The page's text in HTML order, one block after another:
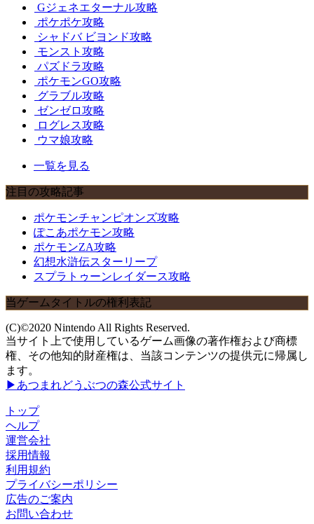
Gジェネエターナル攻略
ポケポケ攻略
シャドバ ビヨンド攻略
モンスト攻略
パズドラ攻略
ポケモンGO攻略
グラブル攻略
ゼンゼロ攻略
ログレス攻略
ウマ娘攻略
一覧を見る
注目の攻略記事
ポケモンチャンピオンズ攻略
ぽこあポケモン攻略
ポケモンZA攻略
幻想水滸伝スターリープ
スプラトゥーンレイダース攻略
当ゲームタイトルの権利表記
(C)©2020 Nintendo All Rights Reserved.
当サイト上で使用しているゲーム画像の著作権および商標
権、その他知的財産権は、当該コンテンツの提供元に帰属し
ます。
▶あつまれどうぶつの森公式サイト
トップ
ヘルプ
運営会社
採用情報
利用規約
プライバシーポリシー
広告のご案内
お問い合わせ